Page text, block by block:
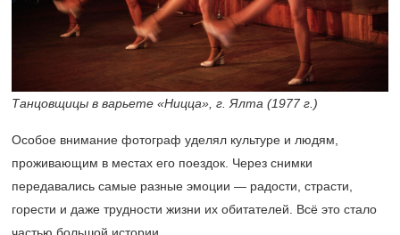
Танцовщицы в варьете «Ницца», г. Ялта (1977 г.)
Особое внимание фотограф уделял культуре и людям,
проживающим в местах его поездок. Через снимки
передавались самые разные эмоции — радости, страсти,
горести и даже трудности жизни их обитателей. Всё это стало